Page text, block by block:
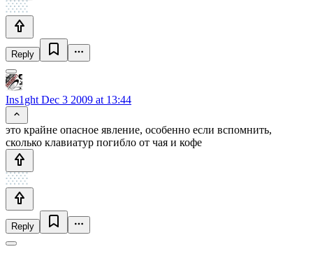
Reply
Ins1ght Dec 3 2009 at 13:44
это крайне опасное явление, особенно если вспомнить,
сколько клавиатур погибло от чая и кофе
Reply